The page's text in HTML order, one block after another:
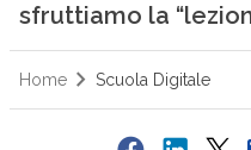
sfruttiamo la
Home Scuola Digitale